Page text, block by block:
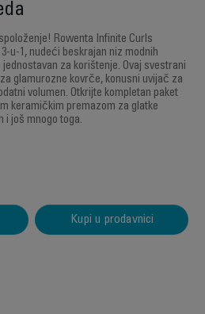
Rowenta Infinite Curls
u-1, nudeći beskrajan niz modnih
za korištenje. Ovaj svestrani
glamurozne kovrče, konusni uvijač za
volumen. Otkrijte kompletan paket
keramičkim premazom za glatke
i još mnogo toga.
Kupi u prodavnici